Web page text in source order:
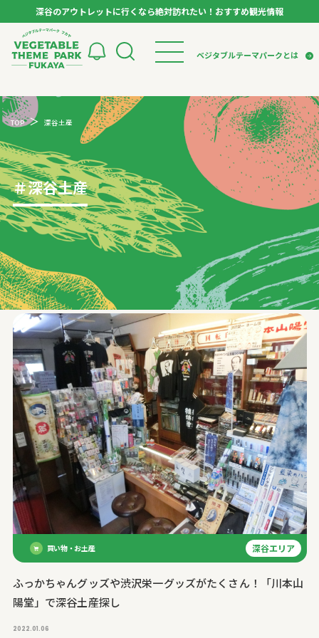
深谷のアウトレットに行くなら絶対訪れたい！おすすめ観光情報
ベジタブルテーマパークとは
検索
トップページ
モデルコース
スポット
イベント
体験
特集記事
ベジタブルテーマパークとは
VTPキャストミーティング
パートナー企業について
市長インタビュー
生産者インタビュー
アンバサダー
お役立ち情報
レシピ集
TOP 深谷土産
＃深谷土産
買い物・お土産 深谷エリア
ふっかちゃんグッズや渋沢栄一グッズがたくさん！「川本山
陽堂」で深谷土産探し
2022.01.06